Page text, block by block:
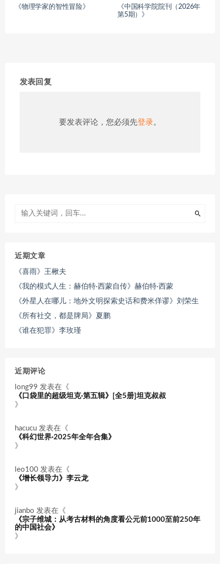
《物理学家的智性冒险》
《中国科学院院刊（2026年
第5期）》
发表回复
要发表评论，您必须先登录。
近期文章
《喜雨》王楸夫
《我的模式人生：赫伯特·西蒙自传》赫伯特·西蒙
《外星人在哪儿：地外文明探索史话和费米佯谬》刘荣生
《所有社交，都是牌局》夏鹏
《谁在犯罪》李玫瑾
近期评论
long99 发表在《
《口袋里的超级坦克·第五辑》[全5册]坦克叔叔
》
hacucu 发表在《
《科幻世界·2025年全年合集》
》
leo100 发表在《
《增长领导力》李云龙
》
jianbo 发表在《
《宗子维城：从考古材料的角度看公元前1000至前250年
的中国社会》
》